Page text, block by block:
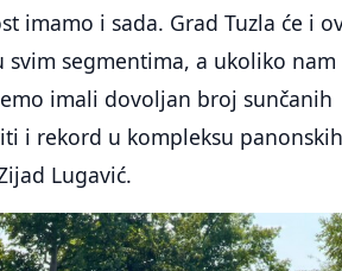
imamo i sada. Grad Tuzla će i
segmentima, a ukoliko nam
imali dovoljan broj sunčanih
i rekord u kompleksu
Lugavić.